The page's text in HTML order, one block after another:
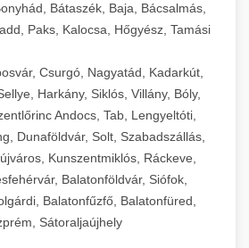
Bátaszék, Baja, Bácsalmás,
Paks, Kalocsa, Hőgyész, Tamási
Csurgó, Nagyatád, Kadarkút,
Harkány, Siklós, Villány, Bóly,
Andocs, Tab, Lengyeltóti,
Dunaföldvár, Solt, Szabadszállás,
Kunszentmiklós, Ráckeve,
Balatonföldvár, Siófok,
Balatonfűzfő, Balatonfüred,
Sátoraljaújhely